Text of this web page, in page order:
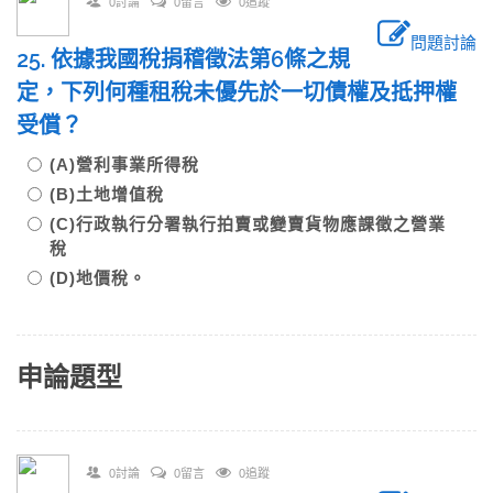
問題討論
25. 依據我國稅捐稽徵法第6條之規
定，下列何種租稅未優先於一切債權及抵押權
受償？
(A)營利事業所得稅
(B)土地增值稅
(C)行政執行分署執行拍賣或變賣貨物應課徵之營業
稅
(D)地價稅。
申論題型
0討論 0留言 0追蹤